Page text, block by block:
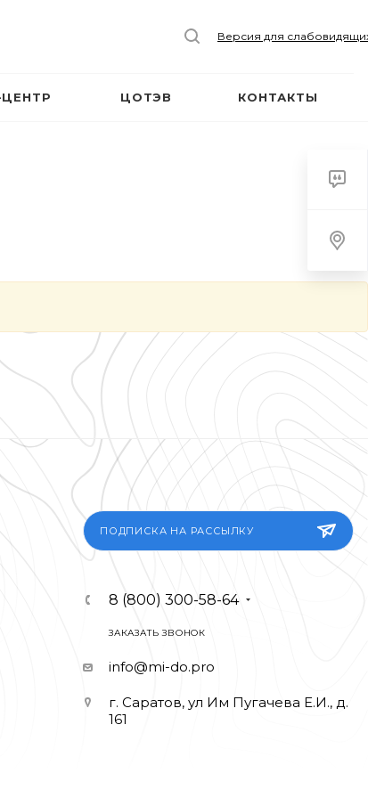
Версия для
ЦОТЭВ КОНТАКТЫ
ПОДПИСКА НА РАССЫЛКУ
8 (800) 300-58-64
ЗАКАЗАТЬ ЗВОНОК
info@mi-do.pro
г. Саратов, ул Им Пугачева Е.И., д.
161